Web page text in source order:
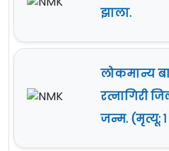
झाला.
लोकमान्य
रत्नागिरी
जन्म. (मृत्यू: